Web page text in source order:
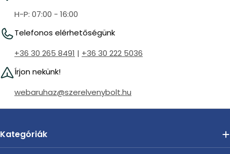
H-P: 07:00 - 16:00
Telefonos elérhetőségünk
+36 30 265 8491 | +36 30 222 5036
Írjon nekünk!
webaruhaz@szerelvenybolt.hu
Kategóriák